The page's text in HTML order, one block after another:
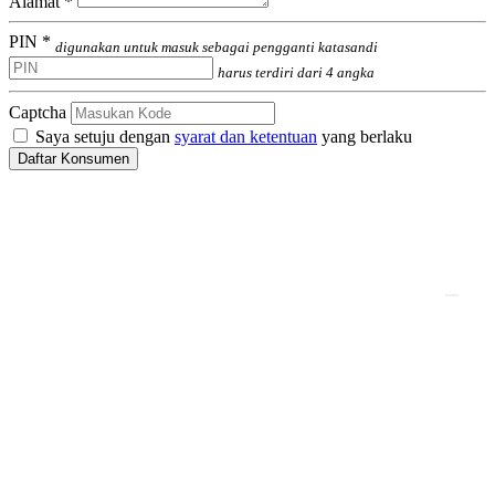
PIN * digunakan untuk masuk sebagai pengganti katasandi
harus terdiri dari 4 angka
Captcha
Saya setuju dengan syarat dan ketentuan yang berlaku
Daftar Konsumen